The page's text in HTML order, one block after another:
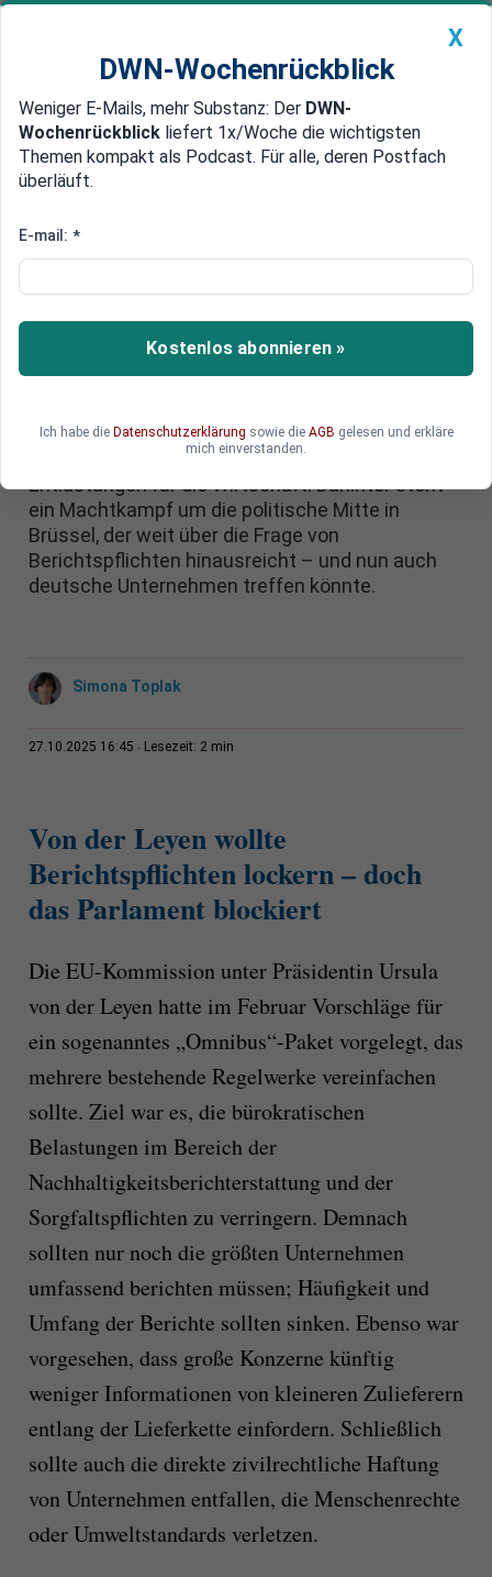
Newsticker MEIN DWN: Geldanlage Premium
Edelmetalle DWN-Magazin China
Bürokratieabbau verhindert:
als Wirtschaft fördert
Ein Signal gegen Wachstum: Das EU-Parlament
hat den geplanten Bürokratieabbau für
Parteien, die sich soziale Gerechtigkeit auf die
Fahnen schreiben, stemmen sich gegen
Entlastungen für die Wirtschaft. Dahinter steht
ein Machtkampf um die politische Mitte in
Brüssel, der weit über die Frage von
Berichtspflichten hinausreicht – und nun auch
deutsche Unternehmen treffen könnte.
Simona Toplak
27.10.2025 16:45 Lesezeit: 2 min
Von der Leyen wollte
Berichtspflichten lockern – doch
das Parlament blockiert
Die EU-Kommission unter Präsidentin Ursula
von der Leyen hatte im Februar Vorschläge für
ein sogenanntes „Omnibus“-Paket vorgelegt, das
mehrere bestehende Regelwerke vereinfachen
sollte. Ziel war es, die bürokratischen
Belastungen im Bereich der
Nachhaltigkeitsberichterstattung und der
Sorgfaltspflichten zu verringern. Demnach
sollten nur noch die größten Unternehmen
umfassend berichten müssen; Häufigkeit und
Umfang der Berichte sollten sinken. Ebenso war
vorgesehen, dass große Konzerne künftig
weniger Informationen von kleineren Zulieferern
entlang der Lieferkette einfordern. Schließlich
sollte auch die direkte zivilrechtliche Haftung
von Unternehmen entfallen, die Menschenrechte
oder Umweltstandards verletzen.
X
DWN-Wochenrückblick
Weniger E-Mails, mehr Substanz: Der DWN-
Wochenrückblick liefert 1x/Woche die wichtigsten
Themen kompakt als Podcast. Für alle, deren Postfach
überläuft.
E-mail: *
Kostenlos abonnieren »
Ich habe die Datenschutzerklärung sowie die AGB gelesen und erkläre
mich einverstanden.